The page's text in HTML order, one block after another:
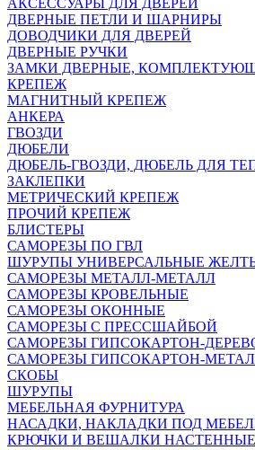
АКСЕССУАРЫ ДЛЯ ДВЕРЕЙ
ДВЕРНЫЕ ПЕТЛИ И ШАРНИРЫ
ДОВОДЧИКИ ДЛЯ ДВЕРЕЙ
ДВЕРНЫЕ РУЧКИ
ЗАМКИ ДВЕРНЫЕ,
КРЕПЕЖ
МАГНИТНЫЙ КРЕПЕЖ
АНКЕРА
ГВОЗДИ
ДЮБЕЛИ
ДЮБЕЛЬ-ГВОЗДИ, ДЮБЕЛЬ ДЛЯ
ЗАКЛЕПКИ
МЕТРИЧЕСКИЙ КРЕПЕЖ
ПРОЧИЙ КРЕПЕЖ
БЛИСТЕРЫ
САМОРЕЗЫ ПО ГВЛ
ШУРУПЫ УНИВЕРСАЛЬНЫЕ
САМОРЕЗЫ МЕТАЛЛ-МЕТАЛЛ
САМОРЕЗЫ КРОВЕЛЬНЫЕ
САМОРЕЗЫ ОКОННЫЕ
САМОРЕЗЫ С ПРЕССШАЙБОЙ
САМОРЕЗЫ ГИПСОКАРТОН-
САМОРЕЗЫ ГИПСОКАРТОН-
СКОБЫ
ШУРУПЫ
МЕБЕЛЬНАЯ ФУРНИТУРА
НАСАДКИ, НАКЛАДКИ ПОД
КРЮЧКИ И ВЕШАЛКИ НАСТЕННЫЕ